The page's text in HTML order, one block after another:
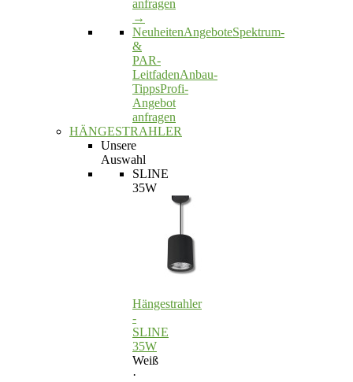
anfragen
→
NeuheitenAngeboteSpektrum-
&
PAR-
LeitfadenAnbau-
TippsProfi-
Angebot
anfragen
HÄNGESTRAHLER
Unsere
Auswahl
SLINE
35W
Hängestrahler
-
SLINE
35W
Weiß
·